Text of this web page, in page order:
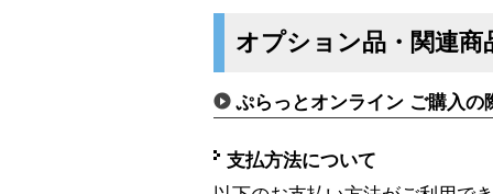
オプション品・関連商
ぷらっとオンライン ご購入の
支払方法について